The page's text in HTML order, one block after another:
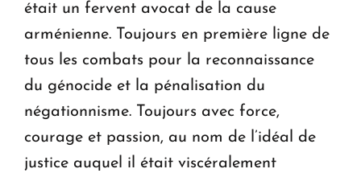
était un fervent avocat de la cause
arménienne. Toujours en première ligne de
tous les combats pour la reconnaissance
du génocide et la pénalisation du
négationnisme. Toujours avec force,
courage et passion, au nom de l’idéal de
justice auquel il était viscéralement